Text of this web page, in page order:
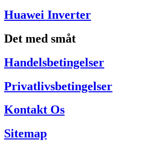
Huawei Inverter
Det med småt
Handelsbetingelser
Privatlivsbetingelser
Kontakt Os
Sitemap